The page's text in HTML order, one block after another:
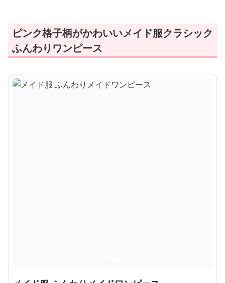
ピンク格子柄がかわいいメイド服クラシック
ふんわりワンピース